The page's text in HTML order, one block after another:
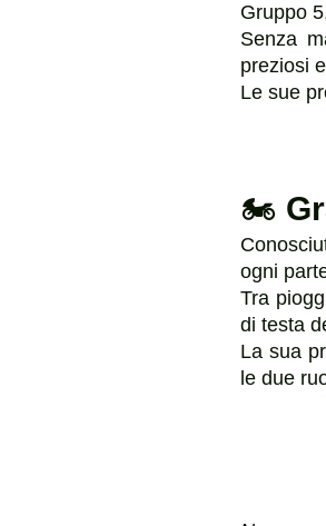
Gruppo
Senza
preziosi
Le sue
🏍️
ogni
Tra
di testa
La sua
le due